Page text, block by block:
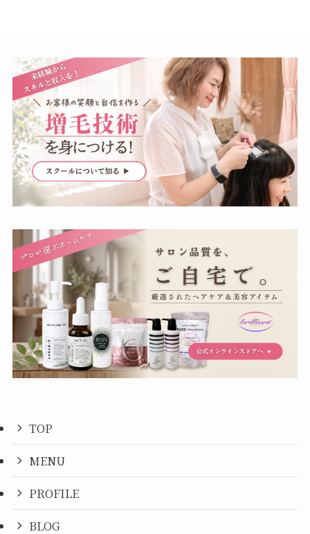
TOP
MENU
PROFILE
BLOG